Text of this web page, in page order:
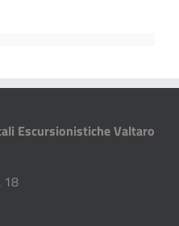
Escursionistiche Valtaro
18